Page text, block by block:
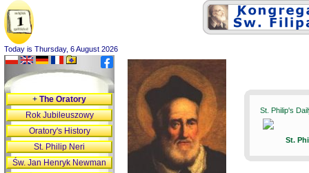
Today is Thursday, 6 August 2026
St. Philip's
St.
+The Oratory
Rok Jubileuszowy
Oratory's History
St. Philip Neri
Św. Jan Henryk Newman